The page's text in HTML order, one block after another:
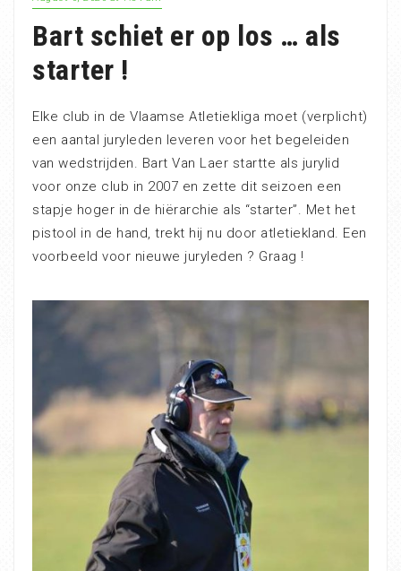
Bart schiet er op los … als
starter !
Elke club in de Vlaamse Atletiekliga moet (verplicht)
een aantal juryleden leveren voor het begeleiden
van wedstrijden. Bart Van Laer startte als jurylid
voor onze club in 2007 en zette dit seizoen een
stapje hoger in de hiërarchie als “starter”. Met het
pistool in de hand, trekt hij nu door atletiekland. Een
voorbeeld voor nieuwe juryleden ? Graag !